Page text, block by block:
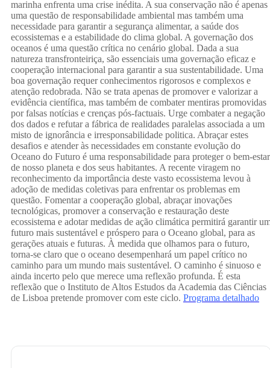
Unidas)
na
da
– Maria
marinha enfrenta uma crise inédita. A sua conservação não é apenas
uma questão de responsabilidade ambiental mas também uma
necessidade para garantir a segurança alimentar, a saúde dos
ecossistemas e a estabilidade do clima global. A governação dos
oceanos é uma questão crítica no cenário global. Dada a sua
natureza transfronteiriça, são essenciais uma governação eficaz e
cooperação internacional para garantir a sua sustentabilidade. Uma
boa governação requer conhecimentos rigorosos e complexos e
atenção redobrada. Não se trata apenas de promover e valorizar a
evidência científica, mas também de combater mentiras promovidas
por falsas notícias e crenças pós-factuais. Urge combater a negação
dos dados e refutar a fábrica de realidades paralelas associada a um
misto de ignorância e irresponsabilidade politica. Abraçar estes
desafios e atender às necessidades em constante evolução do
Oceano do Futuro é uma responsabilidade para proteger o bem-estar
de nosso planeta e dos seus habitantes. A recente viragem no
reconhecimento da importância deste vasto ecossistema levou à
adoção de medidas coletivas para enfrentar os problemas em
questão. Fomentar a cooperação global, abraçar inovações
tecnológicas, promover a conservação e restauração deste
ecossistema e adotar medidas de ação climática permitirá garantir
futuro mais sustentável e próspero para o Oceano global, para as
gerações atuais e futuras. À medida que olhamos para o futuro,
torna-se claro que o oceano desempenhará um papel crítico no
caminho para um mundo mais sustentável. O caminho é sinuoso e
ainda incerto pelo que merece uma reflexão profunda. É esta
reflexão que o Instituto de Altos Estudos da Academia das Ciências
de Lisboa pretende promover com este ciclo. Programa detalhado